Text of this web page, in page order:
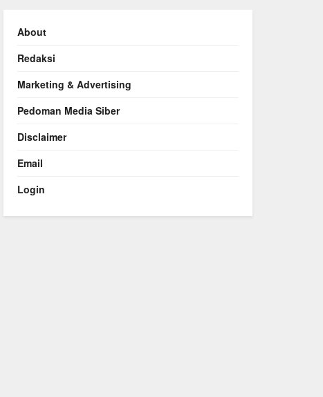
About
Redaksi
Marketing & Advertising
Pedoman Media Siber
Disclaimer
Email
Login